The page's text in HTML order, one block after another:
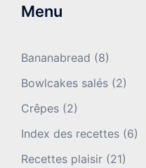
Menu
Bananabread (8)
Bowlcakes salés (2)
Crêpes (2)
Index des recettes (6)
Recettes plaisir (21)